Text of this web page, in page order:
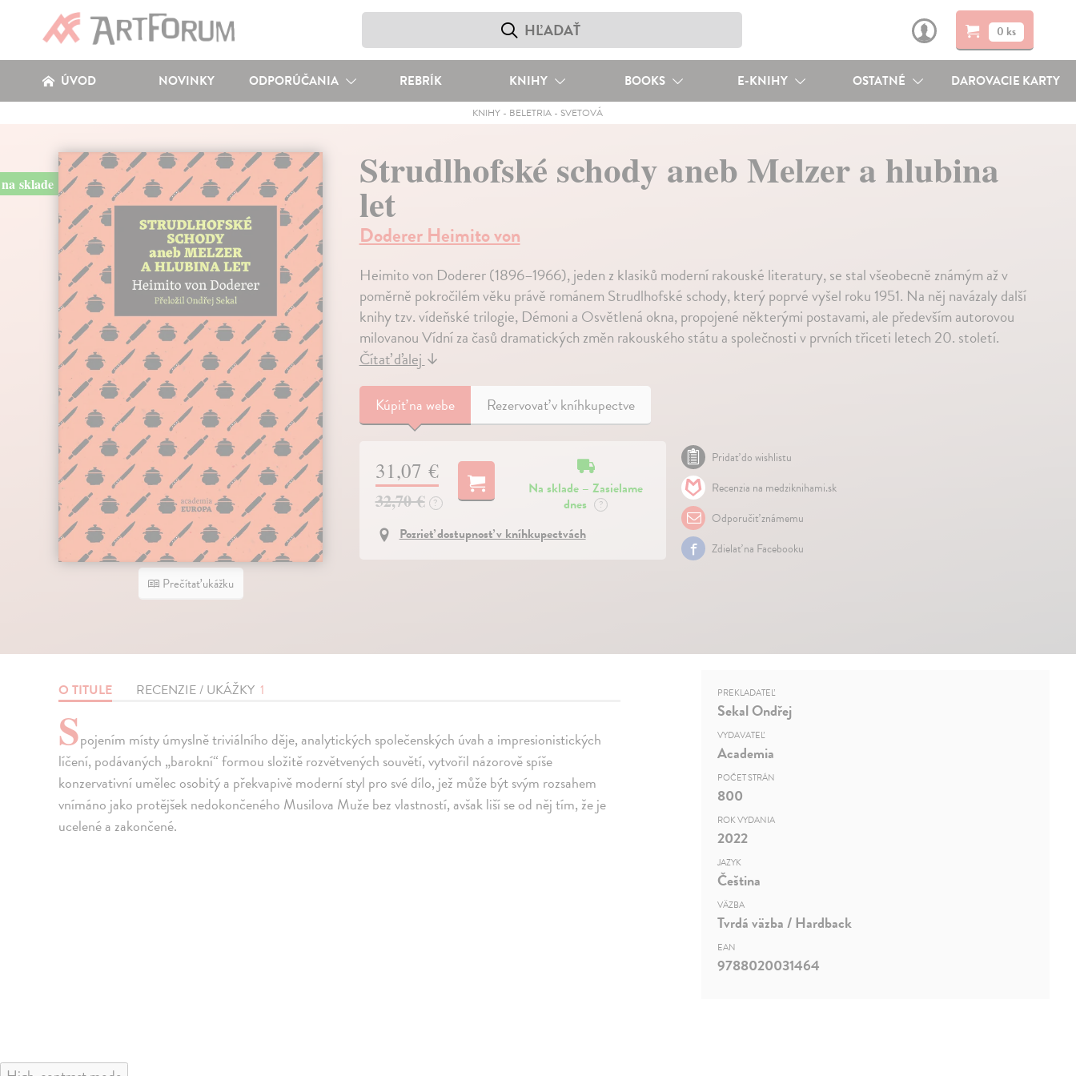
0 ks
ÚVOD NOVINKY ODPORÚČANIA REBRÍK KNIHY BOOKS E-KNIHY OSTATNÉ DAROVACIE KARTY
KNIHY - BELETRIA - SVETOVÁ
na sklade
Prečítať ukážku
Strudlhofské schody aneb Melzer a hlubina
let
Doderer Heimito von
Heimito von Doderer (1896–1966), jeden z klasiků moderní rakouské literatury, se stal všeobecně známým až v
poměrně pokročilém věku právě románem Strudlhofské schody, který poprvé vyšel roku 1951. Na něj navázaly další
knihy tzv. vídeňské trilogie, Démoni a Osvětlená okna, propojené některými postavami, ale především autorovou
milovanou Vídní za časů dramatických změn rakouského státu a společnosti v prvních třiceti letech 20. století.
Čítať ďalej↓
Kúpiťna webe Rezervovať v kníhkupectve
31,07 €
32,70 € ?
Na sklade – Zasielame
dnes
?
Pozrieť dostupnosť v kníhkupectvách
Pridať do wishlistu
Recenzia na medziknihami.sk
Odporučiť známemu
Zdielať na Facebooku
O TITULE RECENZIE / UKÁŽKY 1
Spojením místy úmyslně triviálního děje, analytických společenských úvah a impresionistických
líčení, podávaných „barokní“ formou složitě rozvětvených souvětí, vytvořil názorově spíše
konzervativní umělec osobitý a překvapivě moderní styl pro své dílo, jež může být svým rozsahem
vnímáno jako protějšek nedokončeného Musilova Muže bez vlastností, avšak liší se od něj tím, že je
ucelené a zakončené.
PREKLADATEĽ
Sekal Ondřej
VYDAVATEĽ
Academia
POČET STRÁN
800
ROK VYDANIA
2022
JAZYK
Čeština
VÄZBA
Tvrdá väzba / Hardback
EAN
9788020031464